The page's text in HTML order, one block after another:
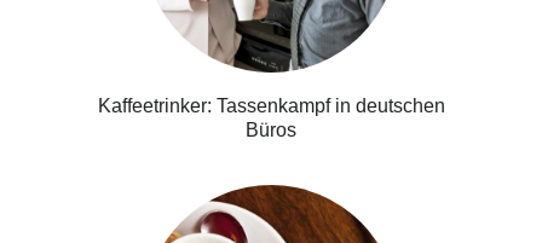
Kaffeetrinker: Tassenkampf in deutschen
Büros